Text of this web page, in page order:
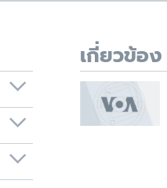
เกี่ยวข้อง